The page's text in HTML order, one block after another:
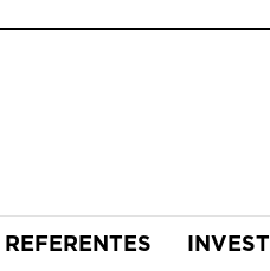
REFERENTES INVEST